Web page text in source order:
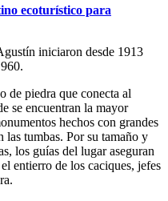
ecoturístico para
iniciaron desde 1913
de piedra que conecta al
se encuentran la mayor
hechos con grandes
las tumbas. Por su tamaño y
los guías del lugar aseguran
entierro de los caciques, jefes